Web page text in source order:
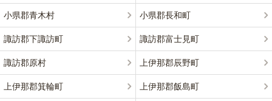
小県郡青木村 小県郡長和町
諏訪郡下諏訪町 諏訪郡富士見町
諏訪郡原村 上伊那郡辰野町
上伊那郡箕輪町 上伊那郡飯島町